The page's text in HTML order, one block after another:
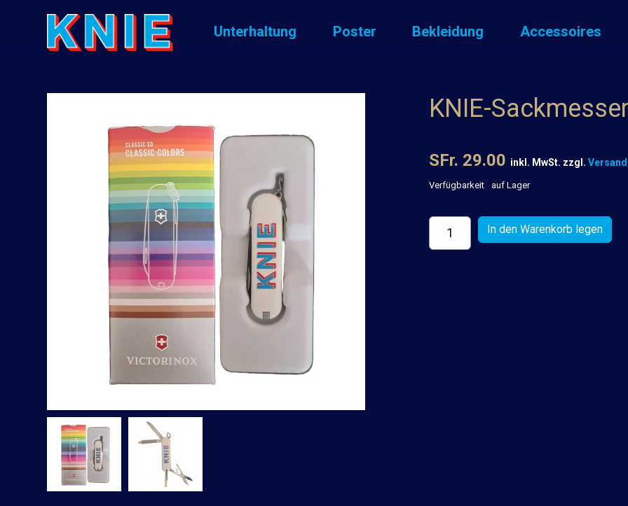
Unterhaltung Poster Bekleidung Accessoires
KNIE-
SFr. 29.00 inkl. MwSt. zzgl.
Verfügbarkeit auf Lager